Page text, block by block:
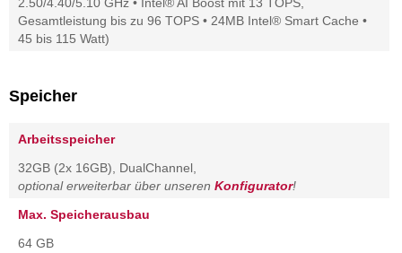
Gesamtleistung bis zu 96 TOPS • 24MB Intel® Smart Cache •
45 bis 115 Watt)
Speicher
Arbeitsspeicher
32GB (2x 16GB), DualChannel,
optional erweiterbar über unseren Konfigurator!
Max. Speicherausbau
64 GB